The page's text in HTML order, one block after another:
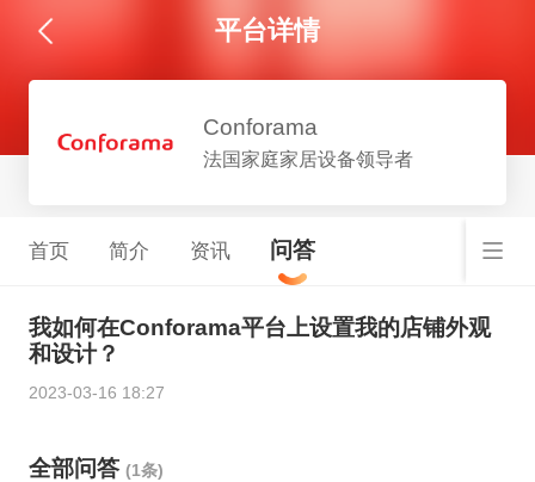
平台详情
Conforama
法国家庭家居设备领导者
首页 简介 资讯 问答
我如何在Conforama平台上设置我的店铺外观
和设计？
2023-03-16 18:27
全部问答 (1条)